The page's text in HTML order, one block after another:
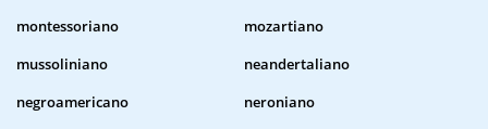
montessoriano
mozartiano
mussoliniano
neandertaliano
negroamericano
neroniano